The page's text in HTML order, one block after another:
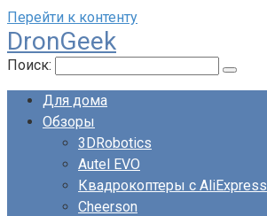
Перейти к контенту
DronGeek
Поиск:
Для дома
Обзоры
3DRobotics
Autel EVO
Квадрокоптеры с AliExpress
Cheerson